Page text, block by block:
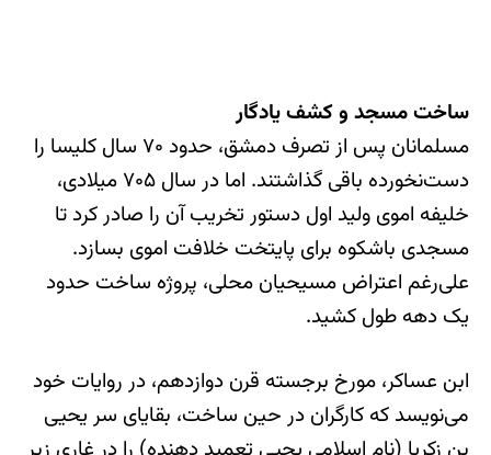
ساخت مسجد و کشف یادگار
مسلمانان پس از تصرف دمشق، حدود ۷۰ سال کلیسا را
دست‌نخورده باقی گذاشتند. اما در سال ۷۰۵ میلادی،
خلیفه اموی ولید اول دستور تخریب آن را صادر کرد تا
مسجدی باشکوه برای پایتخت خلافت اموی بسازد.
علی‌رغم اعتراض مسیحیان محلی، پروژه ساخت حدود
یک دهه طول کشید.
ابن عساکر، مورخ برجسته قرن دوازدهم، در روایات خود
می‌نویسد که کارگران در حین ساخت، بقایای سر یحیی